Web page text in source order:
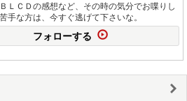
ＬＣＤの感想など、その時の気分でお喋りし
手な方は、今すぐ逃げて下さいな。
フォローする